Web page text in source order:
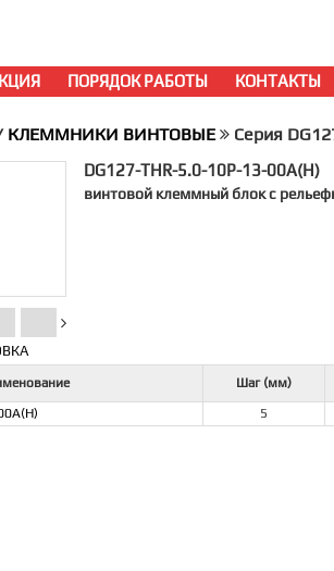
ПОРЯДОК РАБОТЫ КОНТАКТЫ
КЛЕММНИКИ ВИНТОВЫЕ Серия
DG127-THR-5.0-10P-13-00A(H)
винтовой клеммный блок c
Шаг (мм)
5